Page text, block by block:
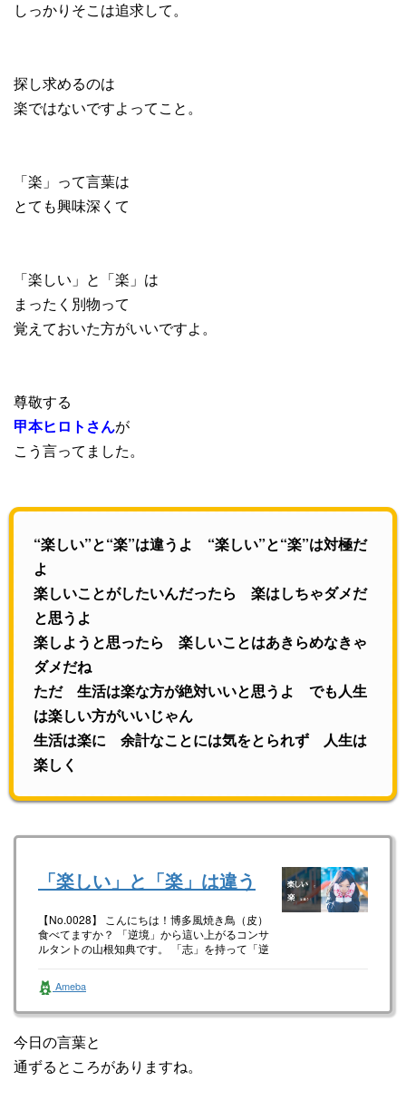
しっかりそこは追求して。
探し求めるのは
楽ではないですよってこと。
「楽」って言葉は
とても興味深くて
「楽しい」と「楽」は
まったく別物って
覚えておいた方がいいですよ。
尊敬する
甲本ヒロトさんが
こう言ってました。
“楽しい”と“楽”は違うよ “楽しい”と“楽”は対極だ
よ
楽しいことがしたいんだったら 楽はしちゃダメだ
と思うよ
楽しようと思ったら 楽しいことはあきらめなきゃ
ダメだね
ただ 生活は楽な方が絶対いいと思うよ でも人生
は楽しい方がいいじゃん
生活は楽に 余計なことには気をとられず 人生は
楽しく
「楽しい」と「楽」は違う
【No.0028】 こんにちは！博多風焼き鳥（皮）
食べてますか？ 「逆境」から這い上がるコンサ
ルタントの山根知典です。 「志」を持って「逆
Ameba
今日の言葉と
通ずるところがありますね。